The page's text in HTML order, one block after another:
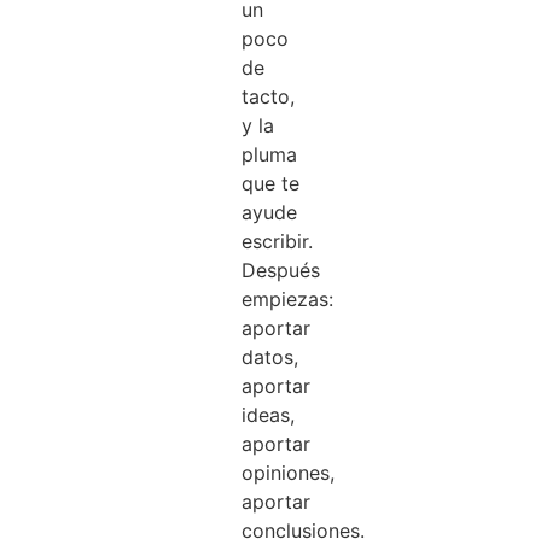
un
poco
de
tacto,
y la
pluma
que te
ayude
escribir.
Después
empiezas:
aportar
datos,
aportar
ideas,
aportar
opiniones,
aportar
conclusiones.